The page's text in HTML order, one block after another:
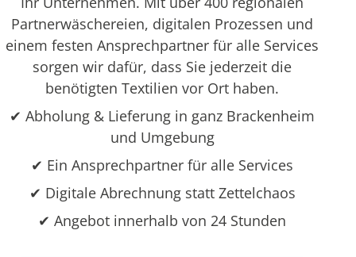
Partnerwäschereien, digitalen Prozessen und
einem festen Ansprechpartner für alle Services
sorgen wir dafür, dass Sie jederzeit die
benötigten Textilien vor Ort haben.
✔ Abholung & Lieferung in ganz Brackenheim
und Umgebung
✔ Ein Ansprechpartner für alle Services
✔ Digitale Abrechnung statt Zettelchaos
✔ Angebot innerhalb von 24 Stunden